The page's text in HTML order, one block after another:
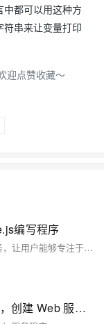
中都可以用这种方
符串来让变量打印
迎点赞收藏～
编写程序
函数计算产品作为一种事件驱动的全托管计算服务，让用户能够专注于业务逻辑的编写，而无需关心底层服务器的管理与运维。你可以有效地利用函数计算产品来支撑各类应用场景，从简单的数据处理到复杂的业务逻辑，实现快速、高效、低成本的云上部署与运维。以下是一些关于使用函数计算产品的合集和要点，帮助你更好地理解和应用这一服务。
基于 Node.js 环境，使用内置 http 模块，创建 Web 服务程序